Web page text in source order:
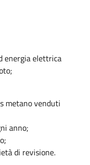
energia elettrica
metano venduti
anno;
di revisione.